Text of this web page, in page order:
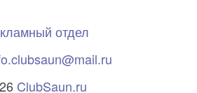
отдел
ClubSaun.ru